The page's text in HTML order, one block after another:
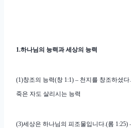
1.하나님의 능력과 세상의 능력
(1)창조의 능력(창 1:1) – 천지를 창조하셨다.
죽은 자도 살리시는 능력
(3)세상은 하나님의 피조물입니다.(롬 1:25)